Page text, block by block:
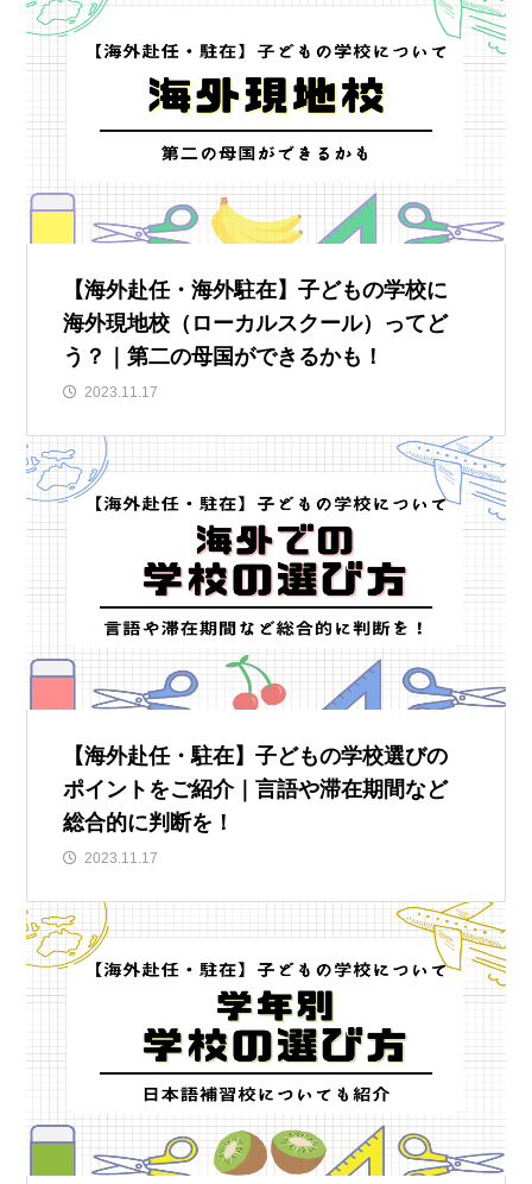
【海外赴任・海外駐在】子どもの学校に
海外現地校（ローカルスクール）ってど
う？｜第二の母国ができるかも！
2023.11.17
【海外赴任・駐在】子どもの学校選びの
ポイントをご紹介｜言語や滞在期間など
総合的に判断を！
2023.11.17